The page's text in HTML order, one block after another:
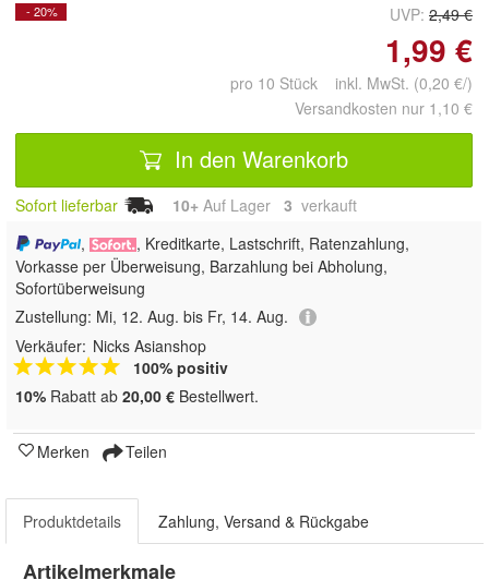
- 20% UVP: 2,49 €
1,99 €
pro 10 Stück inkl. MwSt. (0,20 €/)
Versandkosten nur 1,10 €
In den Warenkorb
Sofort lieferbar 10+ Auf Lager 3 verkauft
,
, Kreditkarte, Lastschrift, Ratenzahlung,
Vorkasse per Überweisung, Barzahlung bei Abholung,
Sofortüberweisung
Zustellung: Mi, 12. Aug. bis Fr, 14. Aug.
Verkäufer: Nicks Asianshop
100% positiv
10% Rabatt ab 20,00 € Bestellwert.
Merken Teilen
Produktdetails Zahlung, Versand & Rückgabe
Artikelmerkmale